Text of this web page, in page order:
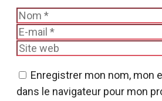
Nom
Enregistrer mon nom, mon
dans le navigateur pour mon